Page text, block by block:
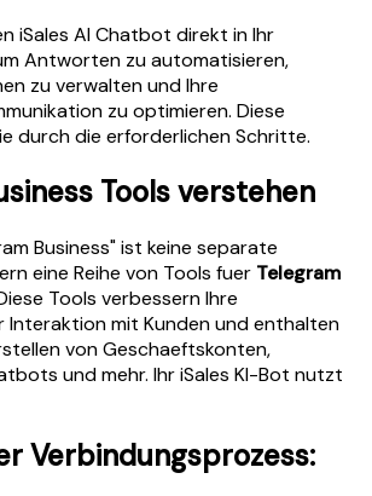
iSales AI Chatbot direkt in Ihr
Antworten zu automatisieren,
zu verwalten und Ihre
zu optimieren. Diese
durch die erforderlichen Schritte.
Tools verstehen
Business" ist keine separate
eine Reihe von Tools fuer Telegram
Tools verbessern Ihre
Interaktion mit Kunden und enthalten
von Geschaeftskonten,
und mehr. Ihr iSales KI-Bot nutzt
Verbindungsprozess: